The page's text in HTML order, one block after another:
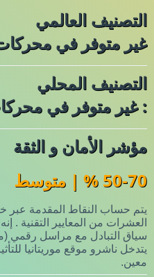
التصنيف العالمي
غير متوفر في
التصنيف المحلي
: غير متوفر في
مؤشر الأمان و الثقة
50-70 % | متوسط
يتم حساب النقاط المقدمة عبر
العشرات من المعايير التقنية .
سياق التبادل مع مراسل رقمي
يتدخل ناشرو موقع موريتانيا
معين.